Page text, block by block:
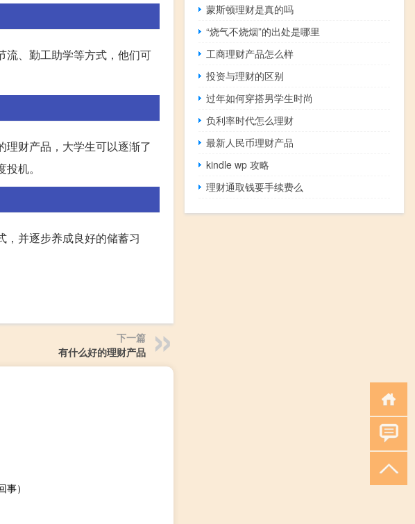
流、勤工助学等方式，他们可
财产品，大学生可以逐渐了
机。
，并逐步养成良好的储蓄习
下一篇
有什么好的理财产品
）
蒙斯顿理财是真的吗
“烧气不烧烟”的出处是哪里
工商理财产品怎么样
投资与理财的区别
过年如何穿搭男学生时尚
负利率时代怎么理财
最新人民币理财产品
kindle wp 攻略
理财通取钱要手续费么